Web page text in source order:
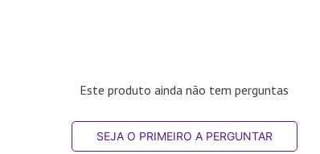
Este produto ainda não tem perguntas
SEJA O PRIMEIRO A PERGUNTAR